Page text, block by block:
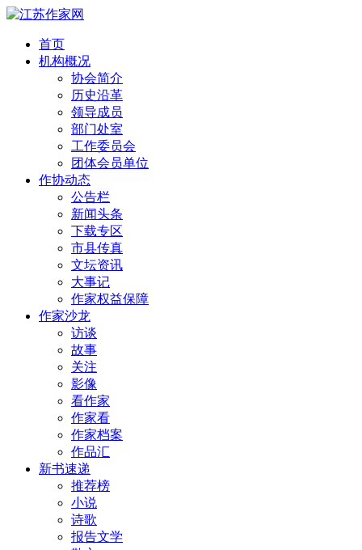
首页
机构概况
协会简介
历史沿革
领导成员
部门处室
工作委员会
团体会员单位
作协动态
公告栏
新闻头条
下载专区
市县传真
文坛资讯
大事记
作家权益保障
作家沙龙
访谈
故事
关注
影像
看作家
作家看
作家档案
作品汇
新书速递
推荐榜
小说
诗歌
报告文学